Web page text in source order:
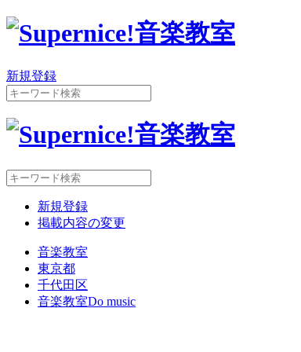
新規登録
新規登録
掲載内容の変更
音楽教室
東京都
千代田区
音楽教室Do music